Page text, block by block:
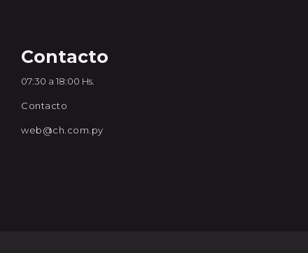
Contacto
07:30 a 18:00 Hs.
Contacto
web@ch.com.py